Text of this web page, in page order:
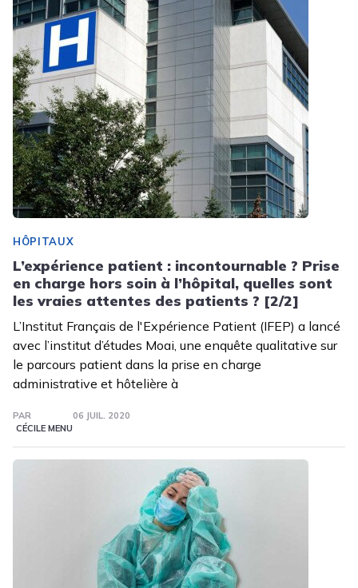
HÔPITAUX
L’expérience patient : incontournable ? Prise
en charge hors soin à l’hôpital, quelles sont
les vraies attentes des patients ? [2/2]
L’Institut Français de l'Expérience Patient (IFEP) a lancé
avec l’institut d’études Moai, une enquête qualitative sur
le parcours patient dans la prise en charge
administrative et hôtelière à
PAR
CÉCILE MENU
06 JUIL. 2020